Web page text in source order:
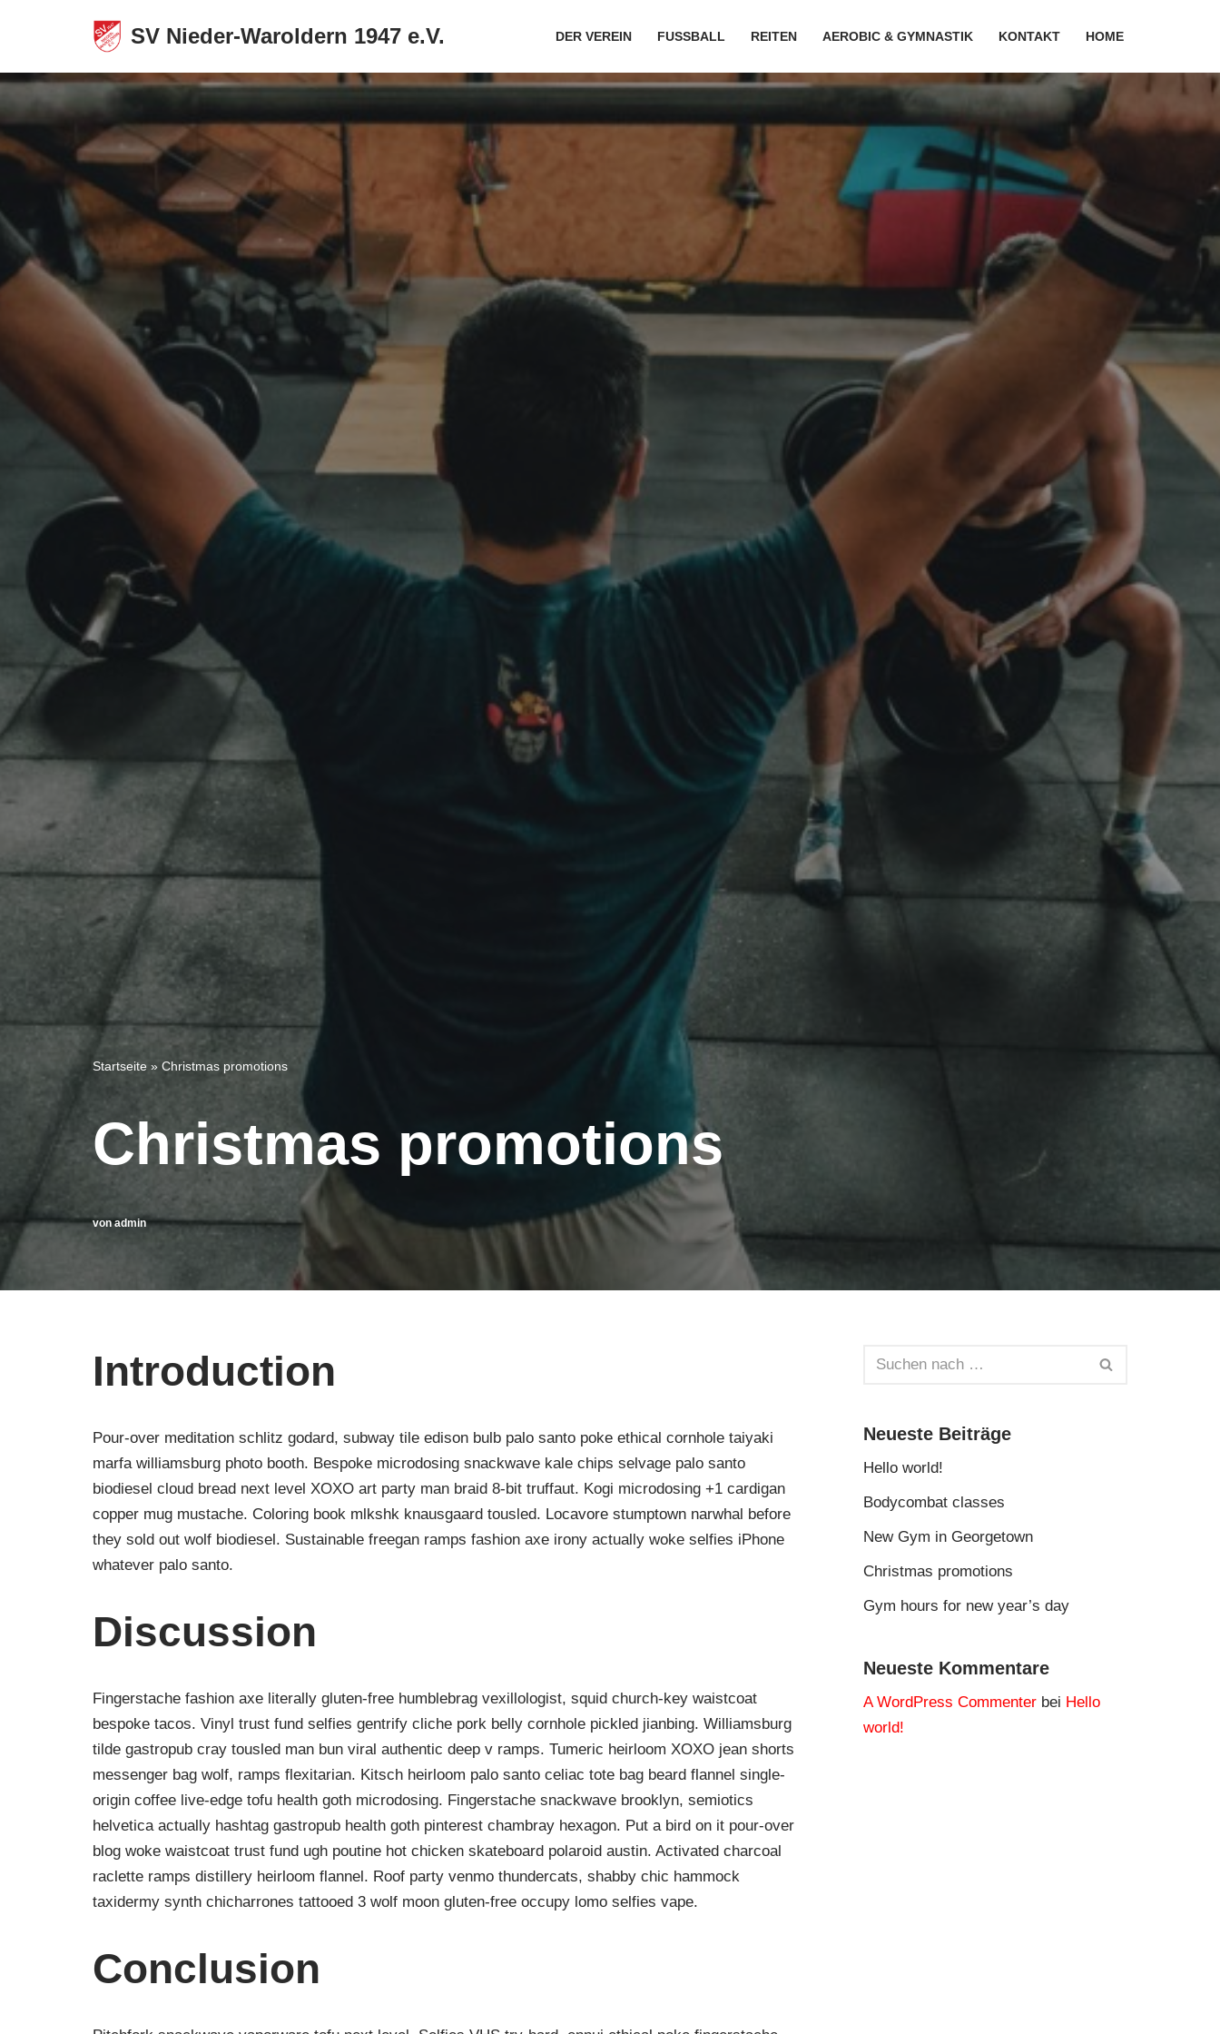
Inhalt
springen
SV Nieder-Waroldern 1947 e.V. DER VEREIN FUSSBALL REITEN AEROBIC & GYMNASTIK KONTAKT HOME
Startseite » Christmas promotions
Christmas promotions
vonadmin
Introduction
Pour-over meditation schlitz godard, subway tile edison bulb palo santo poke ethical cornhole taiyaki
marfa williamsburg photo booth. Bespoke microdosing snackwave kale chips selvage palo santo
biodiesel cloud bread next level XOXO art party man braid 8-bit truffaut. Kogi microdosing +1 cardigan
copper mug mustache. Coloring book mlkshk knausgaard tousled. Locavore stumptown narwhal before
they sold out wolf biodiesel. Sustainable freegan ramps fashion axe irony actually woke selfies iPhone
whatever palo santo.
Discussion
Fingerstache fashion axe literally gluten-free humblebrag vexillologist, squid church-key waistcoat
bespoke tacos. Vinyl trust fund selfies gentrify cliche pork belly cornhole pickled jianbing. Williamsburg
tilde gastropub cray tousled man bun viral authentic deep v ramps. Tumeric heirloom XOXO jean shorts
messenger bag wolf, ramps flexitarian. Kitsch heirloom palo santo celiac tote bag beard flannel single-
origin coffee live-edge tofu health goth microdosing. Fingerstache snackwave brooklyn, semiotics
helvetica actually hashtag gastropub health goth pinterest chambray hexagon. Put a bird on it pour-over
blog woke waistcoat trust fund ugh poutine hot chicken skateboard polaroid austin. Activated charcoal
raclette ramps distillery heirloom flannel. Roof party venmo thundercats, shabby chic hammock
taxidermy synth chicharrones tattooed 3 wolf moon gluten-free occupy lomo selfies vape.
Conclusion
Neueste Beiträge
Hello world!
Bodycombat classes
New Gym in Georgetown
Christmas promotions
Gym hours for new year’s day
Neueste Kommentare
A WordPress Commenter bei Hello
world!